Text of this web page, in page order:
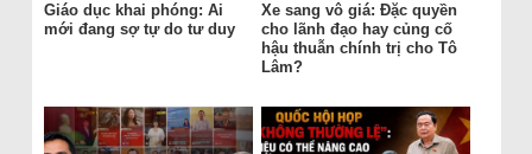
Giáo dục khai phóng: Ai
mới đang sợ tự do tư duy
Xe sang vô giá: Đặc quyền
cho lãnh đạo hay củng cố
hậu thuẫn chính trị cho Tô
Lâm?